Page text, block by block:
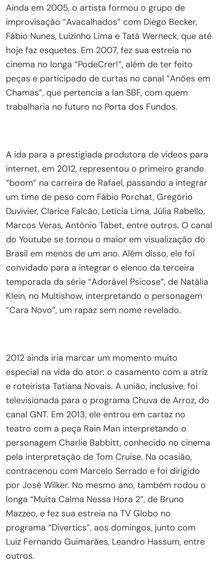
Ainda em 2005, o artista formou o grupo de
improvisação “Avacalhados” com Diego Becker,
Fábio Nunes, Luizinho Lima e Tatá Werneck, que até
hoje faz esquetes. Em 2007, fez sua estreia no
cinema no longa “PodeCrer!”, além de ter feito
peças e participado de curtas no canal “Anões em
Chamas”, que pertencia a Ian SBF, com quem
trabalharia no futuro no Porta dos Fundos.
A ida para a prestigiada produtora de vídeos para
internet, em 2012, representou o primeiro grande
“boom” na carreira de Rafael, passando a integrar
um time de peso com Fábio Porchat, Gregório
Duvivier, Clarice Falcão, Letícia Lima, Júlia Rabello,
Marcos Veras, Antônio Tabet, entre outros. O canal
do Youtube se tornou o maior em visualização do
Brasil em menos de um ano. Além disso, ele foi
convidado para a integrar o elenco da terceira
temporada da série “Adorável Psicose”, de Natália
Klein, no Multishow, interpretando o personagem
“Cara Novo”, um rapaz sem nome revelado.
2012 ainda iria marcar um momento muito
especial na vida do ator: o casamento com a atriz
e roteirista Tatiana Novais. A união, inclusive, foi
televisionada para o programa Chuva de Arroz, do
canal GNT. Em 2013, ele entrou em cartaz no
teatro com a peça Rain Man interpretando o
personagem Charlie Babbitt, conhecido no cinema
pela interpretação de Tom Cruise. Na ocasião,
contracenou com Marcelo Serrado e foi dirigido
por José Wilker. No mesmo ano, também rodou o
longa “Muita Calma Nessa Hora 2”, de Bruno
Mazzeo, e fez sua estreia na TV Globo no
programa “Divertics”, aos domingos, junto com
Luiz Fernando Guimarães, Leandro Hassum, entre
outros.